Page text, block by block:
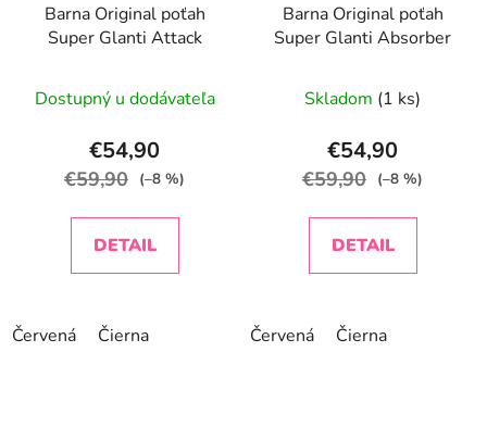
Barna Original poťah
Super Glanti Attack
Dostupný u dodávateľa
€54,90
€59,90 (–8 %)
DETAIL
Červená Čierna
Barna Original poťah
Super Glanti Absorber
Skladom (1 ks)
€54,90
€59,90 (–8 %)
DETAIL
Červená Čierna